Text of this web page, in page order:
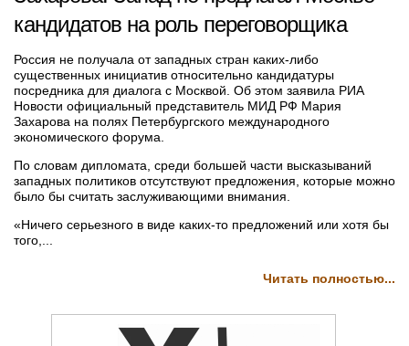
кандидатов на роль переговорщика
Россия не получала от западных стран каких-либо
существенных инициатив относительно кандидатуры
посредника для диалога с Москвой. Об этом заявила РИА
Новости официальный представитель МИД РФ Мария
Захарова на полях Петербургского международного
экономического форума.
По словам дипломата, среди большей части высказываний
западных политиков отсутствуют предложения, которые можно
было бы считать заслуживающими внимания.
«Ничего серьезного в виде каких-то предложений или хотя бы
того,...
Читать полностью...